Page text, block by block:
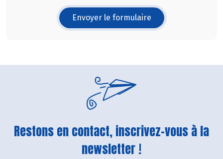
Envoyer le formulaire
Restons en contact, inscrivez-vous à la
newsletter !